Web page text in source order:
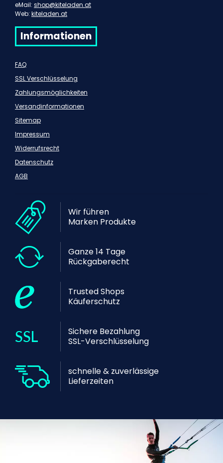
eMail: shop@kiteladen.at
Web: kiteladen.at
Informationen
FAQ
SSL Verschlüsselung
Zahlungsmöglichkeiten
Versandinformationen
Sitemap
Impressum
Widerrufsrecht
Datenschutz
AGB
Wir führen
Marken Produkte
Ganze 14 Tage
Rückgaberecht
Trusted Shops
Käuferschutz
Sichere Bezahlung
SSL-Verschlüsselung
schnelle & zuverlässige
Lieferzeiten